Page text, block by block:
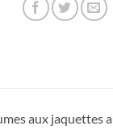
aux jaquettes